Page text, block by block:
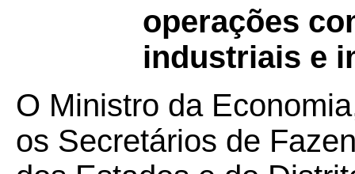
operações
industriais e
O Ministro da
os Secretários de